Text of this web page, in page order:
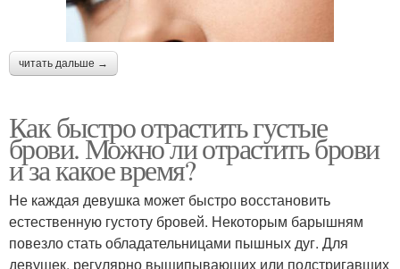
читать дальше →
Как быстро отрастить густые
брови. Можно ли отрастить брови
и за какое время?
Не каждая девушка может быстро восстановить
естественную густоту бровей. Некоторым барышням
повезло стать обладательницами пышных дуг. Для
девушек, регулярно выщипывающих или подстригавших